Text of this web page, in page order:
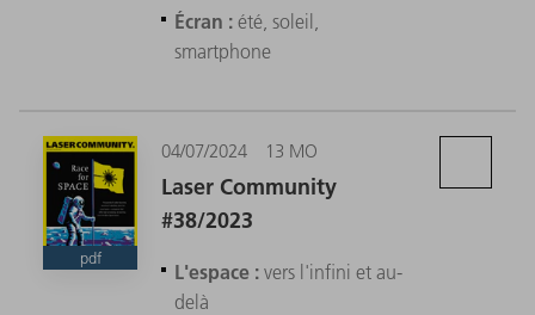
Écran : été, soleil,
smartphone
pdf
04/07/2024 13 MO
Laser Community
#38/2023
L'espace : vers l'infini et au-
delà